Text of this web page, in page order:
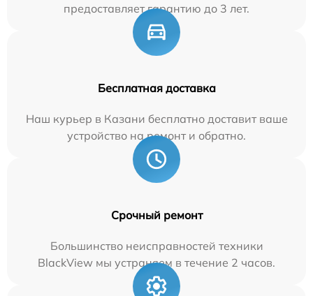
предоставляет гарантию до 3 лет.
Бесплатная доставка
Наш курьер в Казани бесплатно доставит ваше
устройство на ремонт и обратно.
Срочный ремонт
Большинство неисправностей техники
BlackView мы устраняем в течение 2 часов.